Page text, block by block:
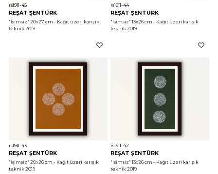
rs1911-45
REŞAT ŞENTÜRK
"İsimsiz" 20x27 cm - Kağıt üzeri karışık
teknik 2019
rs1911-44
REŞAT ŞENTÜRK
"İsimsiz" 13x26 cm - Kağıt üzeri karışık
teknik 2019
rs1911-43
REŞAT ŞENTÜRK
"İsimsiz" 20x26 cm - Kağıt üzeri karışık
teknik 2019
rs1911-42
REŞAT ŞENTÜRK
"İsimsiz" 13x26 cm - Kağıt üzeri karışık
teknik 2019